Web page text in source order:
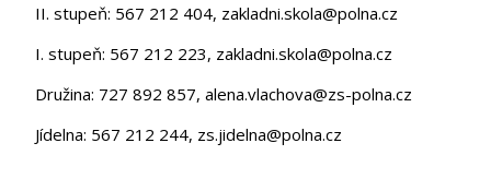
II. stupeň: 567 212 404, zakladni.skola@polna.cz
I. stupeň: 567 212 223, zakladni.skola@polna.cz
Družina: 727 892 857, alena.vlachova@zs-polna.cz
Jídelna: 567 212 244, zs.jidelna@polna.cz